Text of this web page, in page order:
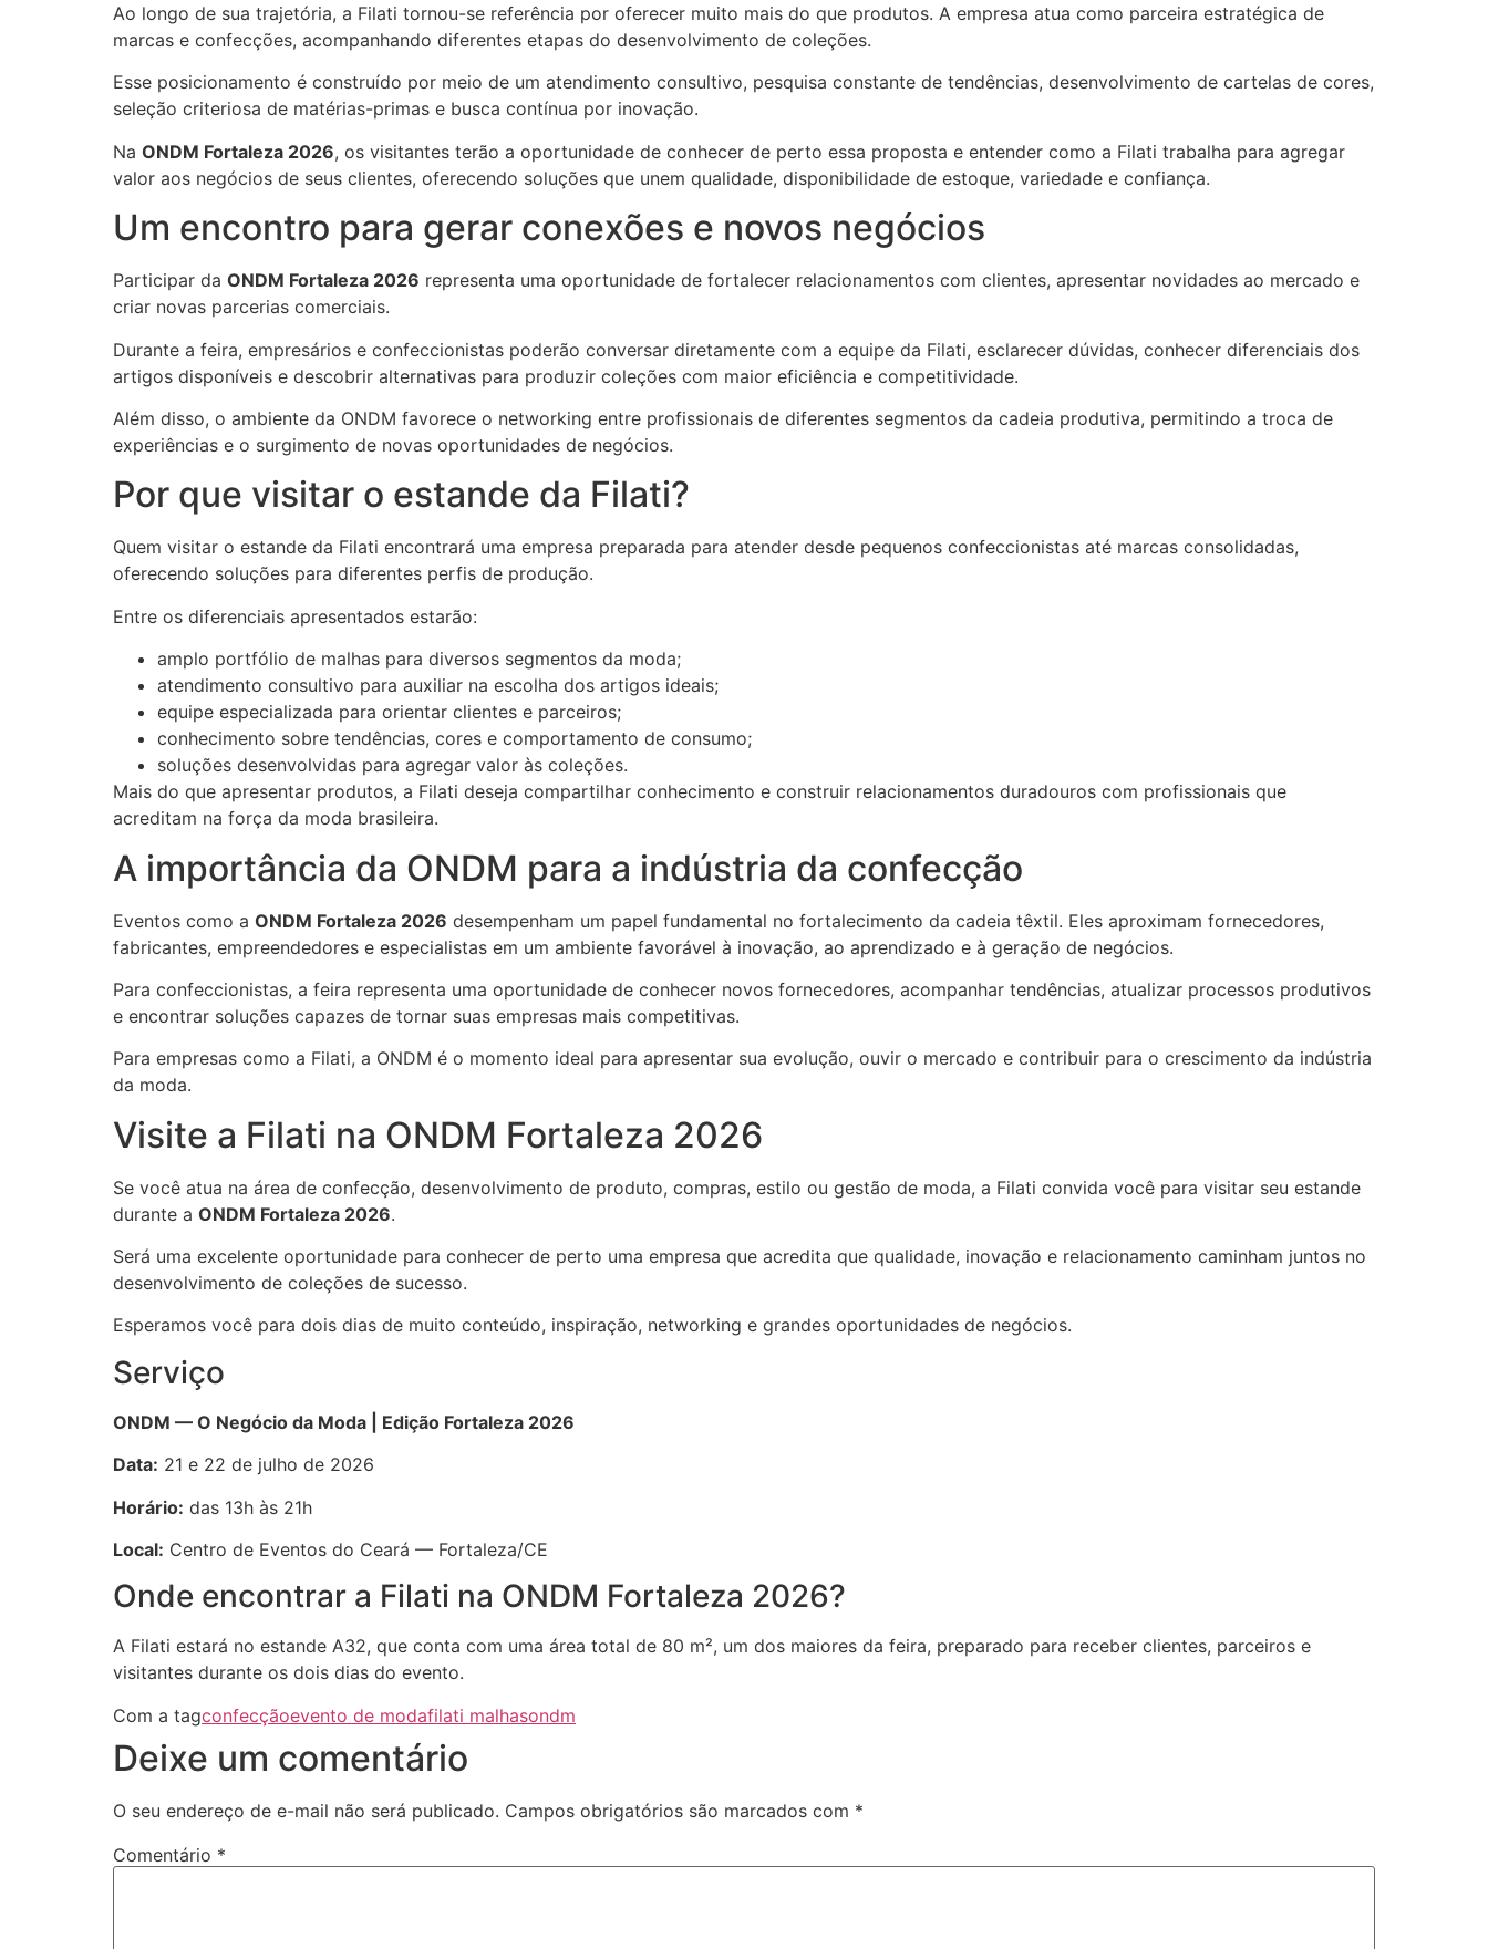
Ao longo de sua trajetória, a Filati tornou-se referência por oferecer muito mais do que produtos. A empresa atua como parceira estratégica de
marcas e confecções, acompanhando diferentes etapas do desenvolvimento de coleções.
Esse posicionamento é construído por meio de um atendimento consultivo, pesquisa constante de tendências, desenvolvimento de cartelas de cores,
seleção criteriosa de matérias-primas e busca contínua por inovação.
Na ONDM Fortaleza 2026, os visitantes terão a oportunidade de conhecer de perto essa proposta e entender como a Filati trabalha para agregar
valor aos negócios de seus clientes, oferecendo soluções que unem qualidade, disponibilidade de estoque, variedade e confiança.
Um encontro para gerar conexões e novos negócios
Participar da ONDM Fortaleza 2026 representa uma oportunidade de fortalecer relacionamentos com clientes, apresentar novidades ao mercado e
criar novas parcerias comerciais.
Durante a feira, empresários e confeccionistas poderão conversar diretamente com a equipe da Filati, esclarecer dúvidas, conhecer diferenciais dos
artigos disponíveis e descobrir alternativas para produzir coleções com maior eficiência e competitividade.
Além disso, o ambiente da ONDM favorece o networking entre profissionais de diferentes segmentos da cadeia produtiva, permitindo a troca de
experiências e o surgimento de novas oportunidades de negócios.
Por que visitar o estande da Filati?
Quem visitar o estande da Filati encontrará uma empresa preparada para atender desde pequenos confeccionistas até marcas consolidadas,
oferecendo soluções para diferentes perfis de produção.
Entre os diferenciais apresentados estarão:
amplo portfólio de malhas para diversos segmentos da moda;
atendimento consultivo para auxiliar na escolha dos artigos ideais;
equipe especializada para orientar clientes e parceiros;
conhecimento sobre tendências, cores e comportamento de consumo;
soluções desenvolvidas para agregar valor às coleções.
Mais do que apresentar produtos, a Filati deseja compartilhar conhecimento e construir relacionamentos duradouros com profissionais que
acreditam na força da moda brasileira.
A importância da ONDM para a indústria da confecção
Eventos como a ONDM Fortaleza 2026 desempenham um papel fundamental no fortalecimento da cadeia têxtil. Eles aproximam fornecedores,
fabricantes, empreendedores e especialistas em um ambiente favorável à inovação, ao aprendizado e à geração de negócios.
Para confeccionistas, a feira representa uma oportunidade de conhecer novos fornecedores, acompanhar tendências, atualizar processos produtivos
e encontrar soluções capazes de tornar suas empresas mais competitivas.
Para empresas como a Filati, a ONDM é o momento ideal para apresentar sua evolução, ouvir o mercado e contribuir para o crescimento da indústria
da moda.
Visite a Filati na ONDM Fortaleza 2026
Se você atua na área de confecção, desenvolvimento de produto, compras, estilo ou gestão de moda, a Filati convida você para visitar seu estande
durante a ONDM Fortaleza 2026.
Será uma excelente oportunidade para conhecer de perto uma empresa que acredita que qualidade, inovação e relacionamento caminham juntos no
desenvolvimento de coleções de sucesso.
Esperamos você para dois dias de muito conteúdo, inspiração, networking e grandes oportunidades de negócios.
Serviço
ONDM — O Negócio da Moda | Edição Fortaleza 2026
Data: 21 e 22 de julho de 2026
Horário: das 13h às 21h
Local: Centro de Eventos do Ceará — Fortaleza/CE
Onde encontrar a Filati na ONDM Fortaleza 2026?
A Filati estará no estande A32, que conta com uma área total de 80 m², um dos maiores da feira, preparado para receber clientes, parceiros e
visitantes durante os dois dias do evento.
Com a tagconfecçãoevento de modafilati malhasondm
Deixe um comentário
O seu endereço de e-mail não será publicado. Campos obrigatórios são marcados com *
Comentário *